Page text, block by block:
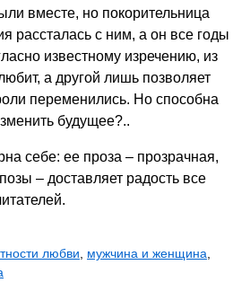
вместе, но покорительница
рассталась с ним, а он все годы
известному изречению, из
а другой лишь позволяет
переменились. Но способна
будущее?..
себе: ее проза – прозрачная,
– доставляет радость все
любви мужчина и женщина